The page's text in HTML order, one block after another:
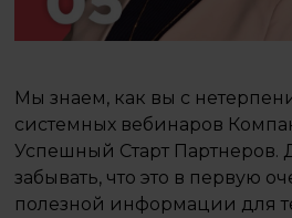
Мы знаем, как вы с
системных вебинаров
Успешный Старт Партнеров.
забывать, что это в первую
полезной информации для